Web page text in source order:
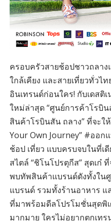
ครอบครัวสายช้อปชาวถลาง
ใกล้เคียง และสายเที่ยวทั่วไ
อินเทรนด์ก่อนใคร! กับเดสติ
ใหม่ล่าสุด “ศูนย์การค้าโรบิ
สินค้าโรบินสัน ถลาง” ที่จะใ
Your Own Journey” #ออ
ช้อป เที่ยว แบบครบจบในที่เ
สไตล์ “ชิโนโปรตุกีส” สุดเก๋
พบทัพสินค้าแบรนด์ดังทั้งใน
แบรนด์ รวมทั้งร้านอาหาร
ที่มาพร้อมดีลโปรโมชั่นสุดพิ
มากมาย ใครไม่อยากตกเท